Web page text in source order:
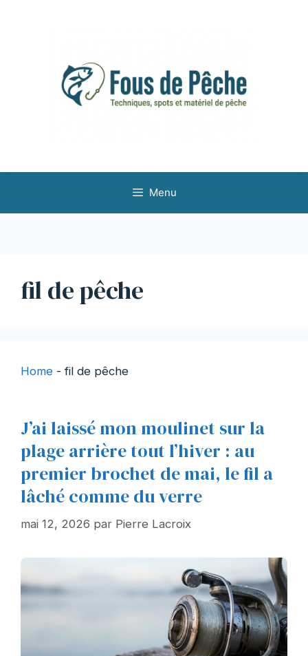
Menu
fil de pêche
Home -fil de pêche
J’ai laissé mon moulinet sur la
plage arrière tout l’hiver : au
premier brochet de mai, le fil a
lâché comme du verre
mai 12, 2026 par Pierre Lacroix